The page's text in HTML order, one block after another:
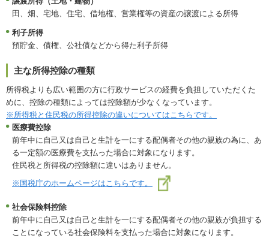
田、畑、宅地、住宅、借地権、営業権等の資産の譲渡による所得
利子所得
預貯金、債権、公社債などから得た利子所得
主な所得控除の種類
所得税よりも広い範囲の方に行政サービスの経費を負担していただくた
めに、控除の種類によっては控除額が少なくなっています。
※所得税と住民税の所得控除の違いについてはこちらです。
医療費控除
前年中に自己又は自己と生計を一にする配偶者その他の親族の為に、あ
る一定額の医療費を支払った場合に対象になります。
住民税と所得税の控除額に違いはありません。
※国税庁のホームページはこちらです。
社会保険料控除
前年中に自己又は自己と生計を一にする配偶者その他の親族が負担する
ことになっている社会保険料を支払った場合に対象になります。